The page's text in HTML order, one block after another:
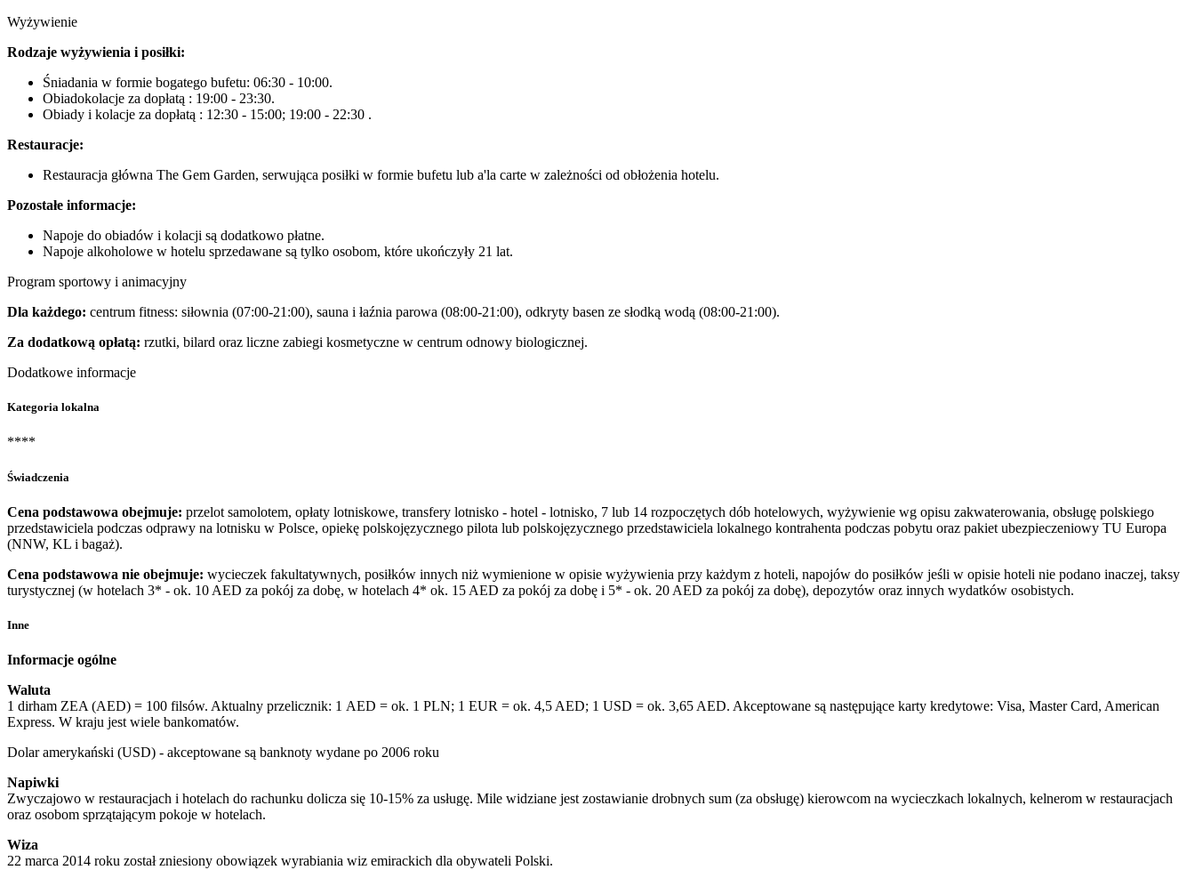
Wyżywienie
Rodzaje wyżywienia i posiłki:
Śniadania w formie bogatego bufetu: 06:30 - 10:00.
Obiadokolacje za dopłatą : 19:00 - 23:30.
Obiady i kolacje za dopłatą : 12:30 - 15:00; 19:00 - 22:30 .
Restauracje:
Restauracja główna The Gem Garden, serwująca posiłki w formie bufetu lub a'la carte w zależności od obłożenia hotelu.
Pozostałe informacje:
Napoje do obiadów i kolacji są dodatkowo płatne.
Napoje alkoholowe w hotelu sprzedawane są tylko osobom, które ukończyły 21 lat.
Program sportowy i animacyjny
Dla każdego: centrum fitness: siłownia (07:00-21:00), sauna i łaźnia parowa (08:00-21:00), odkryty basen ze słodką wodą (08:00-21:00).
Za dodatkową opłatą: rzutki, bilard oraz liczne zabiegi kosmetyczne w centrum odnowy biologicznej.
Dodatkowe informacje
Kategoria lokalna
****
Świadczenia
Cena podstawowa obejmuje: przelot samolotem, opłaty lotniskowe, transfery lotnisko - hotel - lotnisko, 7 lub 14 rozpoczętych dób hotelowych, wyżywienie wg opisu zakwaterowania, obsługę polskiego
przedstawiciela podczas odprawy na lotnisku w Polsce, opiekę polskojęzycznego pilota lub polskojęzycznego przedstawiciela lokalnego kontrahenta podczas pobytu oraz pakiet ubezpieczeniowy TU Europa
(NNW, KL i bagaż).
Cena podstawowa nie obejmuje: wycieczek fakultatywnych, posiłków innych niż wymienione w opisie wyżywienia przy każdym z hoteli, napojów do posiłków jeśli w opisie hoteli nie podano inaczej, taksy
turystycznej (w hotelach 3* - ok. 10 AED za pokój za dobę, w hotelach 4* ok. 15 AED za pokój za dobę i 5* - ok. 20 AED za pokój za dobę), depozytów oraz innych wydatków osobistych.
Inne
Informacje ogólne
Waluta
1 dirham ZEA (AED) = 100 filsów. Aktualny przelicznik: 1 AED = ok. 1 PLN; 1 EUR = ok. 4,5 AED; 1 USD = ok. 3,65 AED. Akceptowane są następujące karty kredytowe: Visa, Master Card, American
Express. W kraju jest wiele bankomatów.
Dolar amerykański (USD) - akceptowane są banknoty wydane po 2006 roku
Napiwki
Zwyczajowo w restauracjach i hotelach do rachunku dolicza się 10-15% za usługę. Mile widziane jest zostawianie drobnych sum (za obsługę) kierowcom na wycieczkach lokalnych, kelnerom w restauracjach
oraz osobom sprzątającym pokoje w hotelach.
Wiza
22 marca 2014 roku został zniesiony obowiązek wyrabiania wiz emirackich dla obywateli Polski.